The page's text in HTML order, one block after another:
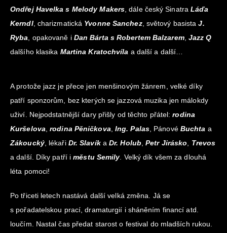
Ondřej Havelka s Melody Makers , dále český SinatraLáďa
Kerndl, charizmatická Yvonne Sanchez, světový basistaJ.
Ryba , opakovaně i Dan Bárta s Robertem Balzarem, Jazz Q
dalšího klasika Martina Kratochvíla a další a další…
A protože jazz je přece jen menšinovým žánrem, velké díky
patří sponzorům, bez kterých se jazzová muzika jen málokdy
uživí. Nejpodstatnější dary přišly od těchto přátel:rodina
Kuršelova ,rodina Pěničkova Ing. Palas, Pánové Buchta a
Zákoucký, lékaři Dr. SlavíkaDr. Holub,Petr Jirásko
Trevos
a další. Díky patří iměstu Semily. Velký dík všem za dlouhá
léta pomoci!
Po třiceti letech nastává další velká změna. Já se
s pořadatelskou prací, dramaturgií i sháněním financí atd.
loučím. Nastal čas předat starost o festival do mladších rukou.